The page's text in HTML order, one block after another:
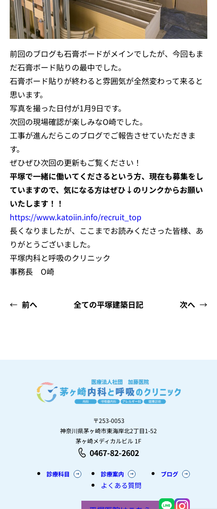
前回のブログも石膏ボードがメインでしたが、今回もま
だ石膏ボード貼りの最中でした。
石膏ボード貼りが終わると雰囲気が全然変わって来ると
思います。
写真を撮った日付が1月9日です。
次回の現場確認が楽しみなO崎でした。
工事が進んだらこのブログでご報告させていただきま
す。
ぜひぜひ次回の更新もご覧ください！
平塚で一緒に働いてくださるという方、現在も募集をし
ていますので、気になる方はぜひ↓のリンクからお願い
いたします！！
https://www.katoiin.info/recruit_top
長くなりましたが、ここまでお読みくださった皆様、あ
りがとうございました。
平塚内科と呼吸のクリニック
事務長 O崎
← 前へ 全ての平塚建築日記 次へ →
〒253-0053
神奈川県茅ヶ崎市東海岸北2丁目1-52
茅ヶ崎メディカルビル 1F
0467-82-2602
診療科目 診療案内
よくある質問
ブログ